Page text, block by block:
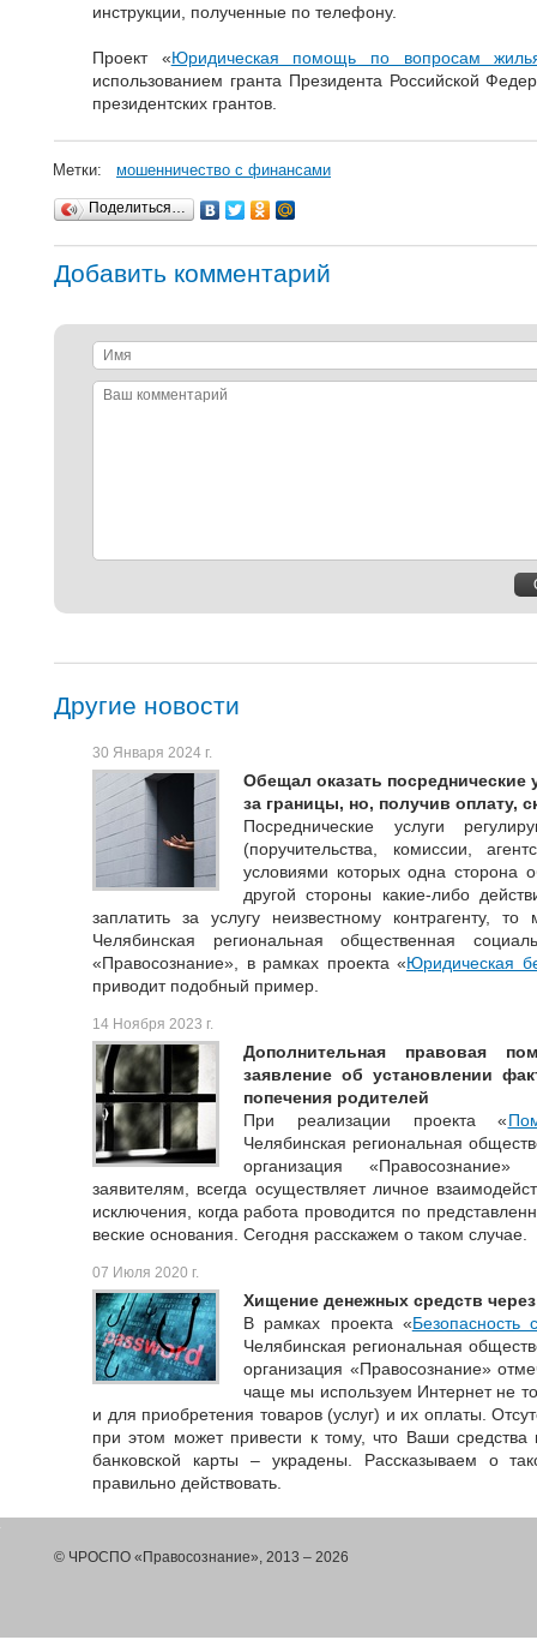
инструкции, полученные по телефону.
Проект «Юридическая помощь по вопросам
использованием гранта Президента Российской
президентских грантов.
Метки: мошенничество с финансами
Поделиться…
Добавить комментарий
Имя
Ваш
Другие новости
30 Января 2024 г.
Обещал оказать посреднические
за границы, но, получив оплату,
Посреднические услуги
(поручительства, комиссии,
условиями которых одна сторона
другой стороны какие-либо
заплатить за услугу неизвестному контрагенту,
Челябинская региональная общественная
«Правосознание», в рамках проекта «Юридическая
приводит подобный пример.
14 Ноября 2023 г.
Дополнительная правовая
заявление об установлении
попечения родителей
При реализации проекта «
Челябинская региональная
организация
заявителям, всегда осуществляет личное
исключения, когда работа проводится по
веские основания. Сегодня расскажем о таком случае.
07 Июля 2020 г.
Хищение денежных средств
В рамках проекта «
Челябинская региональная
организация «Правосознание»
чаще мы используем Интернет не
и для приобретения товаров (услуг) и их оплаты.
при этом может привести к тому, что Ваши
банковской карты – украдены. Рассказываем о
правильно действовать.
© ЧРОСПО «Правосознание», 2013 – 2026